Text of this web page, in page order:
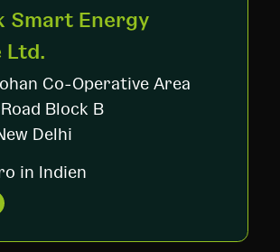
Smart Energy
Ltd.
Co-Operative Area
Block B
Delhi
in Indien